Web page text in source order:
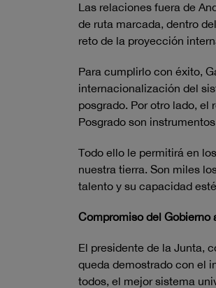
Las relaciones fuera de
de ruta marcada, dentro
reto de la proyección
Para cumplirlo con éxito,
internacionalización del
posgrado. Por otro lado, el
Posgrado son
Todo ello le permitirá en
nuestra tierra. Son miles
talento y su capacidad
Compromiso del Gobierno
El presidente de la Junta,
queda demostrado con el
todos, el mejor sistema